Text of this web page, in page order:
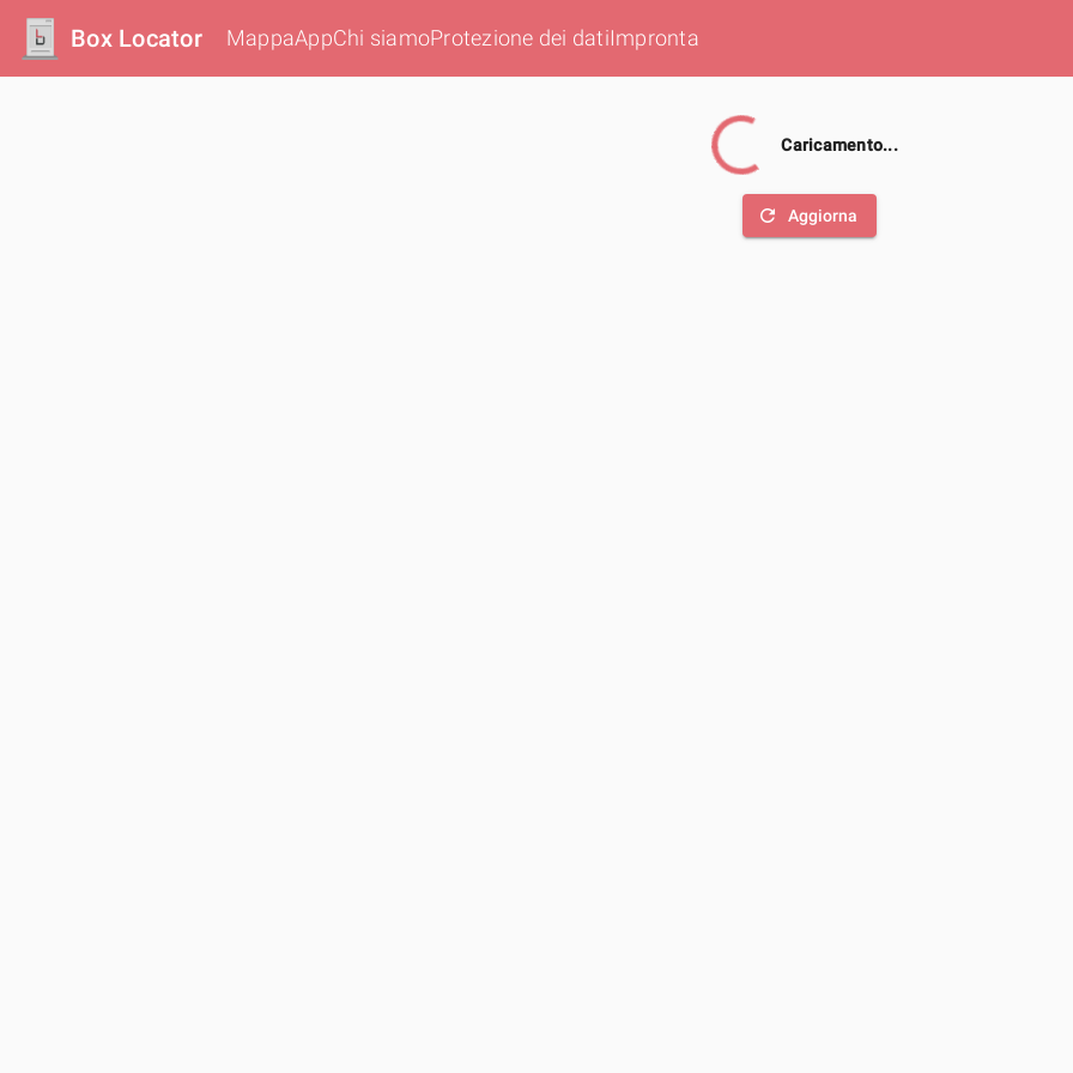
Box Locator MappaAppChi siamoProtezione dei datiImpronta
Caricamento...
refresh Aggiorna